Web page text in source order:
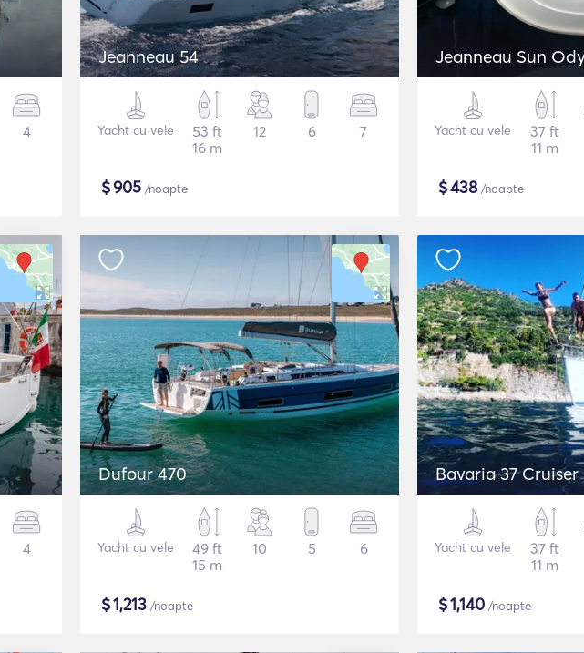
4
Jeanneau 54
Yacht cu vele
53 ft
16 m
12 6 7
$905 /noapte
Jeanneau Sun
Yacht cu vele
37 ft
11 m
$438/noapte
4
Dufour 470
Yacht cu vele
49 ft
15 m
10 5 6
$1,213 /noapte
Bavaria 37 Cruiser
Yacht cu vele
37 ft
11 m
$1,140 /noapte